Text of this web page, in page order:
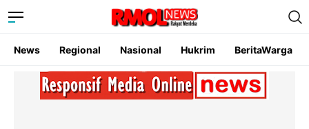
News Regional Nasional Hukrim BeritaWarga